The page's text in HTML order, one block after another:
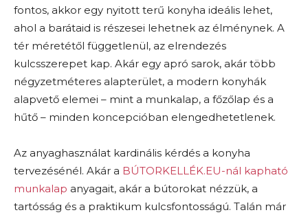
fontos, akkor egy nyitott terű konyha ideális lehet,
ahol a barátaid is részesei lehetnek az élménynek. A
tér méretétől függetlenül, az elrendezés
kulcsszerepet kap. Akár egy apró sarok, akár több
négyzetméteres alapterület, a modern konyhák
alapvető elemei – mint a munkalap, a főzőlap és a
hűtő – minden koncepcióban elengedhetetlenek.
Az anyaghasználat kardinális kérdés a konyha
tervezésénél. Akár a BÚTORKELLÉK.EU-nál kapható
munkalap anyagait, akár a bútorokat nézzük, a
tartósság és a praktikum kulcsfontosságú. Talán már